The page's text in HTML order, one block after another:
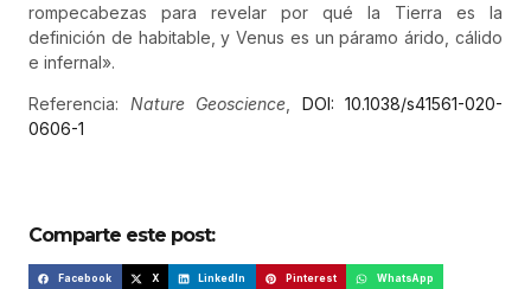
rompecabezas para revelar por qué la Tierra es la
definición de habitable, y Venus es un páramo árido, cálido
e infernal».
Referencia: Nature Geoscience
DOI: 10.1038/s41561-020-
0606-1
Comparte este post:
Facebook X LinkedIn Pinterest WhatsApp